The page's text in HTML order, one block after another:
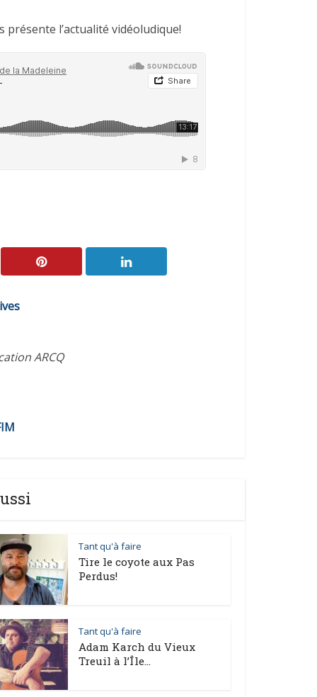
l’actualité vidéoludique!
ARCQ
Tant qu'à faire
Tire le coyote aux Pas
Perdus!
Tant qu'à faire
Adam Karch du Vieux
Treuil à l’Île...